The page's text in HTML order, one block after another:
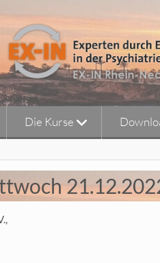
Die Kurse